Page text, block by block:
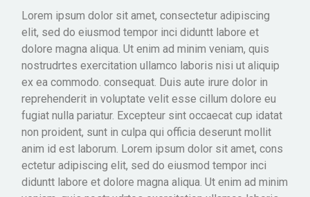
Lorem ipsum dolor sit amet, consectetur adipiscing
elit, sed do eiusmod tempor inci diduntt labore et
dolore magna aliqua. Ut enim ad minim veniam, quis
nostrudrtes exercitation ullamco laboris nisi ut aliquip
ex ea commodo. consequat. Duis aute irure dolor in
reprehenderit in voluptate velit esse cillum dolore eu
fugiat nulla pariatur. Excepteur sint occaecat cup idatat
non proident, sunt in culpa qui officia deserunt mollit
anim id est laborum. Lorem ipsum dolor sit amet, cons
ectetur adipiscing elit, sed do eiusmod tempor inci
diduntt labore et dolore magna aliqua. Ut enim ad minim